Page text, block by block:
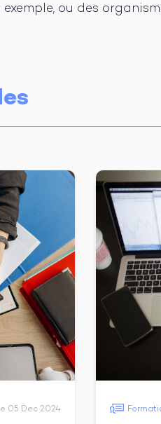
exemple, ou des
05 Dec 2024